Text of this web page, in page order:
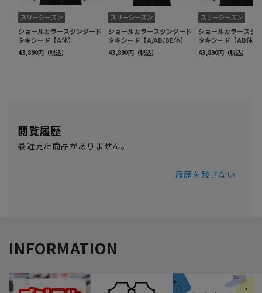
閲覧履歴
最近見た商品がありません。
履歴を残さない
INFORMATION